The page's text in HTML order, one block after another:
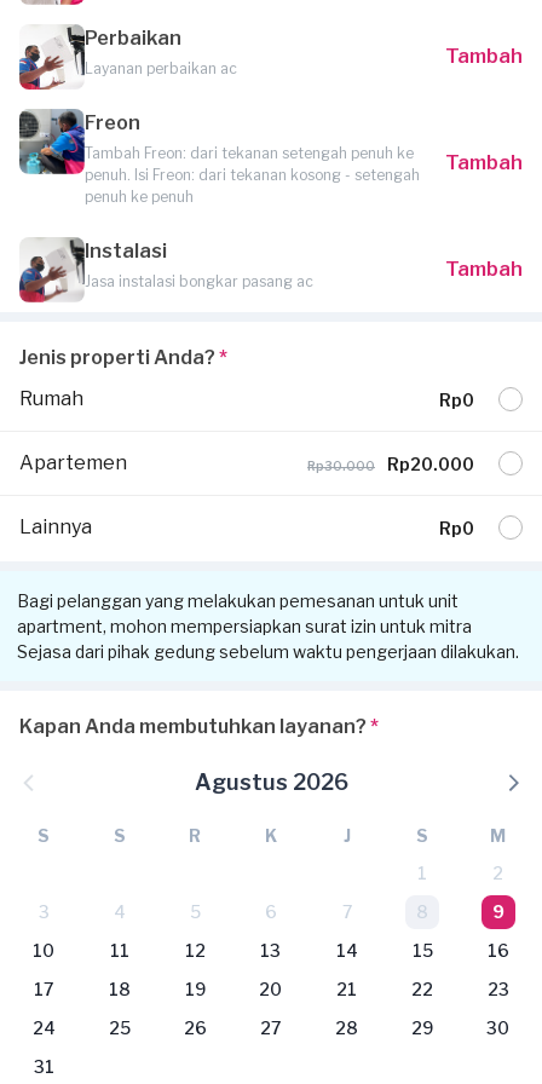
Perbaikan
Layanan perbaikan ac
Tambah
Freon
Tambah Freon: dari tekanan setengah penuh ke
penuh. Isi Freon: dari tekanan kosong - setengah
penuh ke penuh
Tambah
Instalasi
Jasa instalasi bongkar pasang ac
Tambah
Jenis properti Anda? *
Rumah
Rp0
Apartemen Rp30.000 Rp20.000
Lainnya Rp0
Bagi pelanggan yang melakukan pemesanan untuk unit
apartment, mohon mempersiapkan surat izin untuk mitra
Sejasa dari pihak gedung sebelum waktu pengerjaan dilakukan.
Kapan Anda membutuhkan layanan? *
Agustus 2026
S S R K J S
M
1
2
3
4 5 6 7 8
9
10
11 12 13 14 15
16
17
18 19 20 21 22
23
24
25 26 27 28 29
30
31